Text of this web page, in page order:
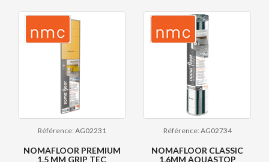
Référence: AG02231
NOMAFLOOR PREMIUM
1.5 MM GRIP TEC
Référence: AG02734
NOMAFLOOR CLASSIC
1,6MM AQUASTOP